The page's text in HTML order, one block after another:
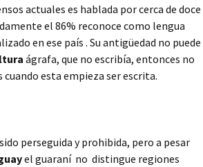
actuales es hablada por cerca de doce
el 86% reconoce como lengua
en ese país . Su antigüedad no puede
ágrafa, que no escribía, entonces no
esta empieza ser escrita.
perseguida y prohibida, pero a pesar
el guaraní no distingue regiones